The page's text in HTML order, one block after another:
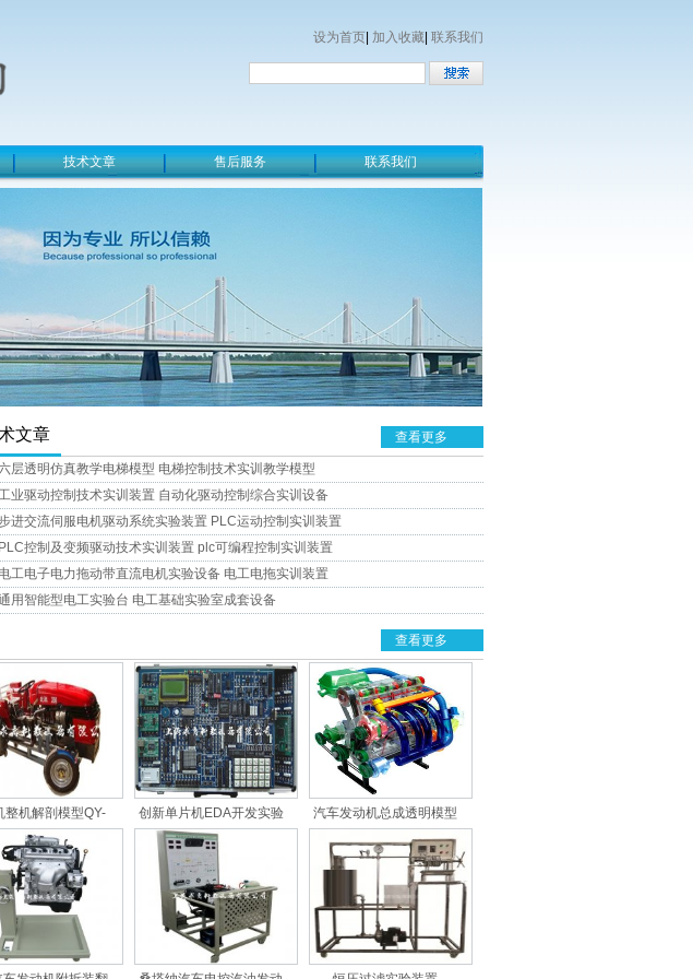
设为首页 加入收藏 联系我们
技术文章 售后服务 联系我们
文章 查看更多
层透明仿真教学电梯模型 电梯控制技术实训教学模型
业驱动控制技术实训装置 自动化驱动控制综合实训设备
进交流伺服电机驱动系统实验装置 PLC运动控制实训装置
PLC控制及变频驱动技术实训装置 plc可编程控制实训装置
电工电子电力拖动带直流电机实验设备 电工电拖实训装置
用智能型电工实验台 电工基础实验室成套设备
查看更多
整机解剖模型QY-
NJJX04
创新单片机EDA开发实验
箱QY-JXSY12
汽车发动机总成透明模型
QY-QCTM07